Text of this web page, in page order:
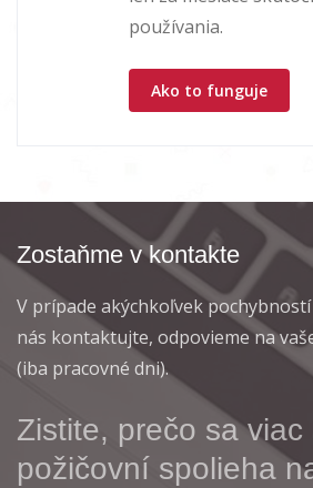
používania.
Ako to funguje
Zostaňme v kontakte
V prípade akýchkoľvek
nás kontaktujte, odpovieme na
(iba pracovné dni).
Zistite, prečo sa
požičovní spolieha